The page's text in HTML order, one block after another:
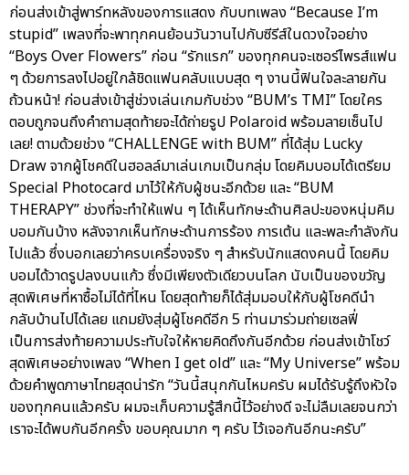
ก่อนส่งเข้าสู่พาร์ทหลังของการแสดง กับบทเพลง “Because I’m
stupid” เพลงที่จะพาทุกคนย้อนวันวานไปกับซีรีส์ในดวงใจอย่าง
“Boys Over Flowers” ก่อน “รักแรก” ของทุกคนจะเซอร์ไพรส์แฟน
ๆ ด้วยการลงไปอยู่ใกล้ชิดแฟนคลับแบบสุด ๆ งานนี้ฟินใจละลายกัน
ถ้วนหน้า! ก่อนส่งเข้าสู่ช่วงเล่นเกมกับช่วง “BUM’s TMI” โดยใคร
ตอบถูกจนถึงคำถามสุดท้ายจะได้ถ่ายรูป Polaroid พร้อมลายเซ็นไป
เลย! ตามด้วยช่วง “CHALLENGE with BUM” ที่ได้สุ่ม Lucky
Draw จากผู้โชคดีในฮอลล์มาเล่นเกมเป็นกลุ่ม โดยคิมบอมได้เตรียม
Special Photocard มาไว้ให้กับผู้ชนะอีกด้วย และ “BUM
THERAPY” ช่วงที่จะทำให้แฟน ๆ ได้เห็นทักษะด้านศิลปะของหนุ่มคิม
บอมกันบ้าง หลังจากเห็นทักษะด้านการร้อง การเต้น และพละกำลังกัน
ไปแล้ว ซึ่งบอกเลยว่าครบเครื่องจริง ๆ สำหรับนักแสดงคนนี้ โดยคิม
บอมได้วาดรูปลงบนแก้ว ซึ่งมีเพียงตัวเดียวบนโลก นับเป็นของขวัญ
สุดพิเศษที่หาซื้อไม่ได้ที่ไหน โดยสุดท้ายก็ได้สุ่มมอบให้กับผู้โชคดีนำ
กลับบ้านไปได้เลย แถมยังสุ่มผู้โชคดีอีก 5 ท่านมาร่วมถ่ายเซลฟี่
เป็นการส่งท้ายความประทับใจให้หายคิดถึงกันอีกด้วย ก่อนส่งเข้าโชว์
สุดพิเศษอย่างเพลง “When I get old” และ “My Universe” พร้อม
ด้วยคำพูดภาษาไทยสุดน่ารัก “วันนี้สนุกกันไหมครับ ผมได้รับรู้ถึงหัวใจ
ของทุกคนแล้วครับ ผมจะเก็บความรู้สึกนี้ไว้อย่างดี จะไม่ลืมเลยจนกว่า
เราจะได้พบกันอีกครั้ง ขอบคุณมาก ๆ ครับ ไว้เจอกันอีกนะครับ”